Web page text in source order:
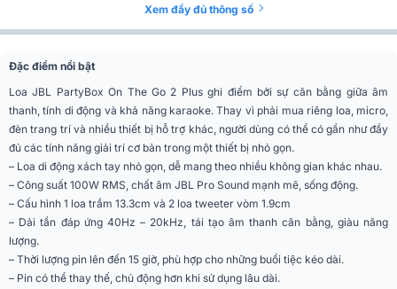
nút bấm - vặn cơ học
Tần số đáp tuyến
Số đường tiếng 2 đường tiếng
Ứng dụng mở rộng
Karaoke, Picnic, Camping, Du lịch,
Party
Tiện ích
Kèm micro
Chống nước IPX4
Điều khiển từ xa
Kết nối Bluetooth 5.4
Xem đầy đủ thông số
Đặc điểm nổi bật
Loa JBL PartyBox On The Go 2 Plus ghi điểm bởi sự cân bằng giữa âm
thanh, tính di động và khả năng karaoke. Thay vì phải mua riêng loa, micro,
đèn trang trí và nhiều thiết bị hỗ trợ khác, người dùng có thể có gần như đầy
đủ các tính năng giải trí cơ bản trong một thiết bị nhỏ gọn.
– Loa di động xách tay nhỏ gọn, dễ mang theo nhiều không gian khác nhau.
– Công suất 100W RMS, chất âm JBL Pro Sound mạnh mẽ, sống động.
– Cấu hình 1 loa trầm 13.3cm và 2 loa tweeter vòm 1.9cm
– Dải tần đáp ứng 40Hz – 20kHz, tái tạo âm thanh cân bằng, giàu năng
lượng.
– Thời lượng pin lên đến 15 giờ, phù hợp cho những buổi tiệc kéo dài.
– Pin có thể thay thế, chủ động hơn khi sử dụng lâu dài.